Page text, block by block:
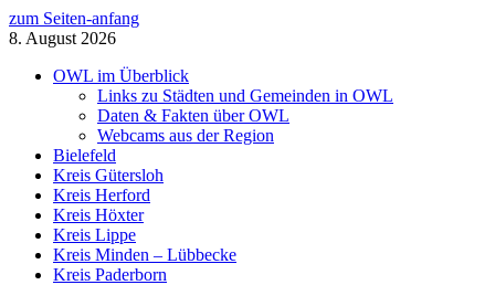
zum Seiten-anfang
8. August 2026
OWL im Überblick
Links zu Städten und Gemeinden in OWL
Daten & Fakten über OWL
Webcams aus der Region
Bielefeld
Kreis Gütersloh
Kreis Herford
Kreis Höxter
Kreis Lippe
Kreis Minden – Lübbecke
Kreis Paderborn